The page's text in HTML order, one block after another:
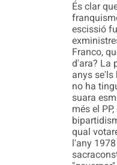
És clar
escissió
Franco,
d'ara? La
anys
no ha
suara
més el
qual
l'any